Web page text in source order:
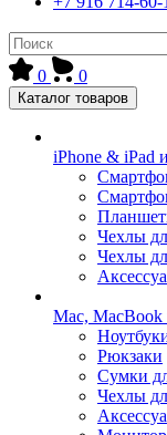
0 0
Каталог товаров
iPhone & iPad
Чехлы
Чехлы
Mac, MacBook
Рюкзаки
Сумки
Чехлы